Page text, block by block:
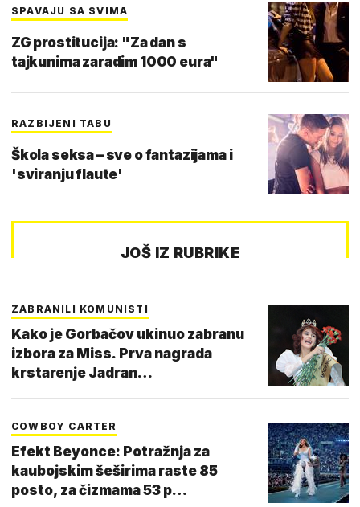
SPAVAJU SA SVIMA
ZG prostitucija: "Za dan s
tajkunima zaradim 1000 eura"
RAZBIJENI TABU
Škola seksa – sve o fantazijama i
'sviranju flaute'
JOŠ IZ RUBRIKE
ZABRANILI KOMUNISTI
Kako je Gorbačov ukinuo zabranu
izbora za Miss. Prva nagrada
krstarenje Jadran…
COWBOY CARTER
Efekt Beyonce: Potražnja za
kaubojskim šeširima raste 85
posto, za čizmama 53 p…